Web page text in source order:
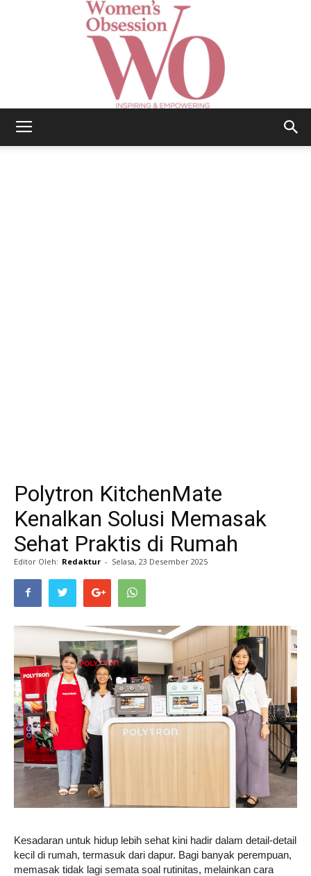
Polytron KitchenMate
Kenalkan Solusi Memasak
Sehat Praktis di Rumah
Editor Oleh: Redaktur - Selasa, 23 Desember 2025
Kesadaran untuk hidup lebih sehat kini hadir dalam detail-detail
kecil di rumah, termasuk dari dapur. Bagi banyak perempuan,
memasak tidak lagi semata soal rutinitas, melainkan cara